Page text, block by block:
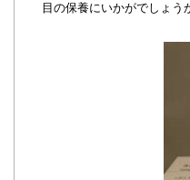
目の保養にいかがでしょう